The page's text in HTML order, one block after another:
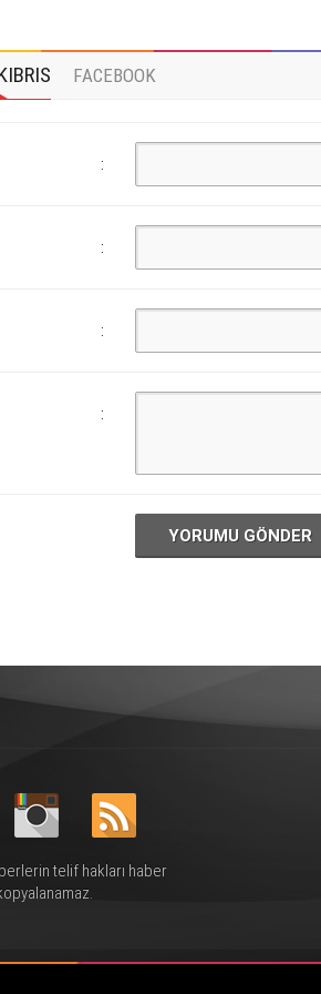
FACEBOOK
:
:
:
:
YORUMU GÖNDER
telif hakları haber